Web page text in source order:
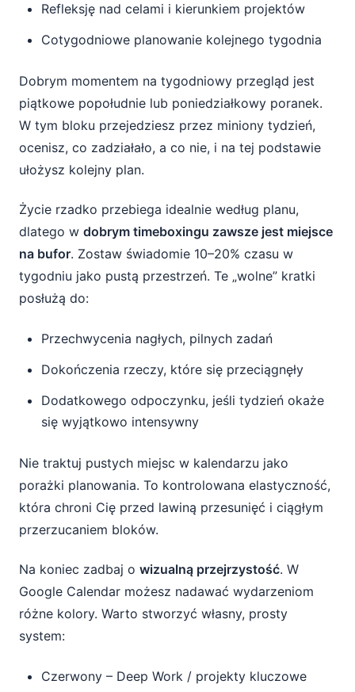
Refleksję nad celami i kierunkiem projektów
Cotygodniowe planowanie kolejnego tygodnia
Dobrym momentem na tygodniowy przegląd jest
piątkowe popołudnie lub poniedziałkowy poranek.
W tym bloku przejedziesz przez miniony tydzień,
ocenisz, co zadziałało, a co nie, i na tej podstawie
ułożysz kolejny plan.
Życie rzadko przebiega idealnie według planu,
dlatego w dobrym timeboxingu zawsze jest miejsce
na bufor. Zostaw świadomie 10–20% czasu w
tygodniu jako pustą przestrzeń. Te „wolne” kratki
posłużą do:
Przechwycenia nagłych, pilnych zadań
Dokończenia rzeczy, które się przeciągnęły
Dodatkowego odpoczynku, jeśli tydzień okaże
się wyjątkowo intensywny
Nie traktuj pustych miejsc w kalendarzu jako
porażki planowania. To kontrolowana elastyczność,
która chroni Cię przed lawiną przesunięć i ciągłym
przerzucaniem bloków.
Na koniec zadbaj o wizualną przejrzystość. W
Google Calendar możesz nadawać wydarzeniom
różne kolory. Warto stworzyć własny, prosty
system:
Czerwony – Deep Work / projekty kluczowe